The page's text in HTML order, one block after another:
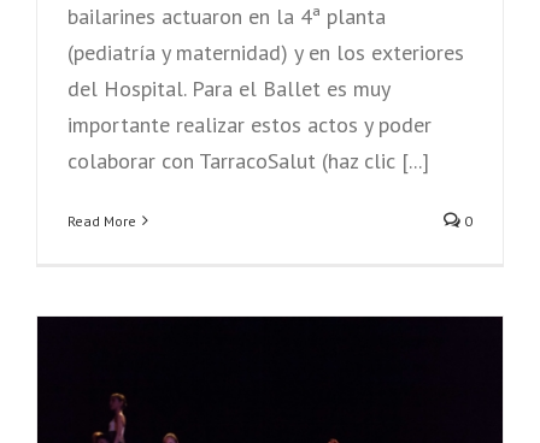
bailarines actuaron en la 4ª planta
(pediatría y maternidad) y en los exteriores
del Hospital. Para el Ballet es muy
importante realizar estos actos y poder
colaborar con TarracoSalut (haz clic [...]
Read More 0